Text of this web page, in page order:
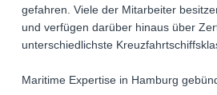
gefahren. Viele der Mitarbeiter
und verfügen darüber hinaus über
unterschiedlichste
Maritime Expertise in Hamburg